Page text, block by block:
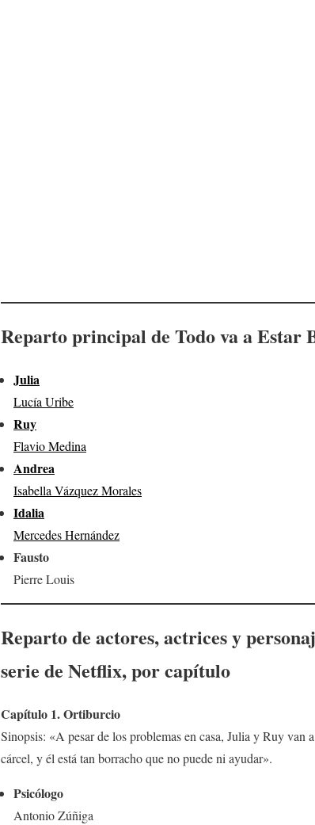
Reparto principal de Todo va a Estar
Julia
Lucía Uribe
Ruy
Flavio Medina
Andrea
Isabella Vázquez Morales
Idalia
Mercedes Hernández
Fausto
Pierre Louis
Reparto de actores, actrices y
serie de Netflix, por capítulo
Capítulo 1. Ortiburcio
Sinopsis: «A pesar de los problemas en casa, Julia y Ruy van
cárcel, y él está tan borracho que no puede ni ayudar».
Psicólogo
Antonio Zúñiga